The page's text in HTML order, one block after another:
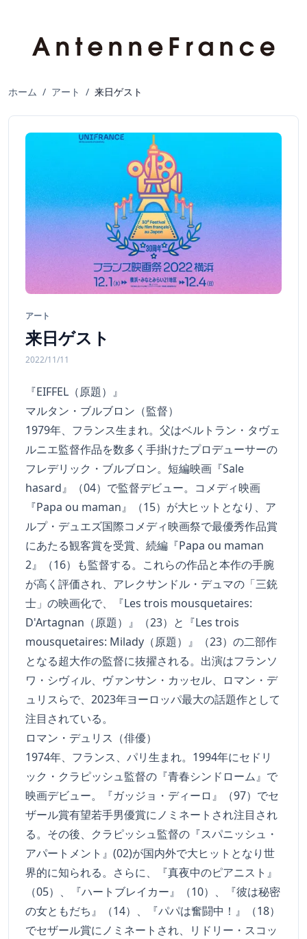
ホーム / アート / 来日ゲスト
アート
来日ゲスト
2022/11/11
『EIFFEL（原題）』
マルタン・ブルブロン（監督）
1979年、フランス生まれ。父はベルトラン・タヴェ
ルニエ監督作品を数多く手掛けたプロデューサーの
フレデリック・ブルブロン。短編映画『Sale
hasard』（04）で監督デビュー。コメディ映画
『Papa ou maman』（15）が大ヒットとなり、ア
ルプ・デュエズ国際コメディ映画祭で最優秀作品賞
にあたる観客賞を受賞、続編『Papa ou maman
2』（16）も監督する。これらの作品と本作の手腕
が高く評価され、アレクサンドル・デュマの「三銃
士」の映画化で、『Les trois mousquetaires:
D'Artagnan（原題）』（23）と『Les trois
mousquetaires: Milady（原題）』（23）の二部作
となる超大作の監督に抜擢される。出演はフランソ
ワ・シヴィル、ヴァンサン・カッセル、ロマン・デ
ュリスらで、2023年ヨーロッパ最大の話題作として
注目されている。
ロマン・デュリス（俳優）
1974年、フランス、パリ生まれ。1994年にセドリ
ック・クラピッシュ監督の『青春シンドローム』で
映画デビュー。『ガッジョ・ディーロ』（97）でセ
ザール賞有望若手男優賞にノミネートされ注目され
る。その後、クラピッシュ監督の『スパニッシュ・
アパートメント』(02)が国内外で大ヒットとなり世
界的に知られる。さらに、『真夜中のピアニスト』
（05）、『ハートブレイカー』（10）、『彼は秘密
の女ともだち』（14）、『パパは奮闘中！』（18）
でセザール賞にノミネートされ、リドリー・スコッ